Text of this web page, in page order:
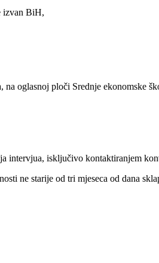
izvan BiH,
oglasnoj ploči Srednje ekonomske
intervjua, isključivo kontaktiranjem
ne starije od tri mjeseca od dana